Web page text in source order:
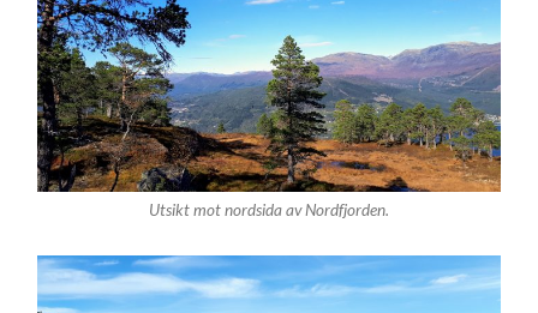
Utsikt mot nordsida av Nordfjorden.